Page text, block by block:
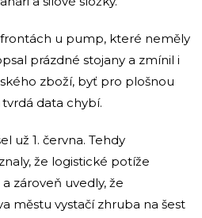
u pump, které neměly
prázdné stojany a zmínil i
zboží, byť pro plošnou
data chybí.
už 1. června. Tehdy
že logistické potíže
zároveň uvedly, že
městu vystačí zhruba na šest